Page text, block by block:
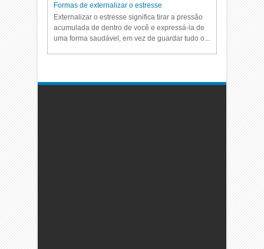
Formas de externalizar o estresse
Externalizar o estresse significa tirar a pressão
acumulada de dentro de você e expressá-la de
uma forma saudável, em vez de guardar tudo o...